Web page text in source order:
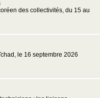
des collectivités, du 15 au
le 16 septembre 2026